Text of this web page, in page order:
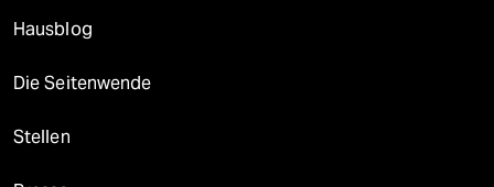
Hausblog
Die Seitenwende
Stellen